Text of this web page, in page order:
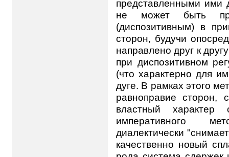
представленными ими
не может быть
(диспозитивным) в
сторон, будучи
направлено друг к
при диспозитивном
(что характерно для
дуге. В рамках этого
равноправие сторон,
властный характер
императивного
диалектически
качественно новый